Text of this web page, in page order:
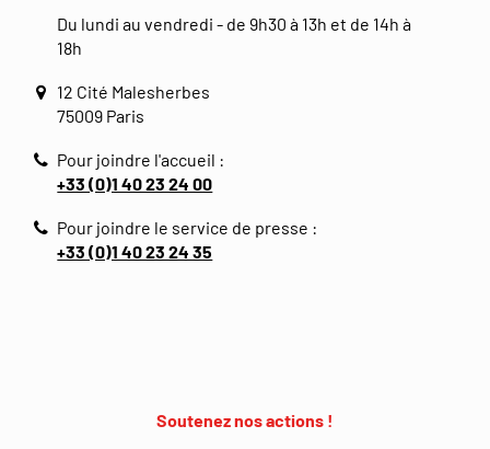
Du lundi au vendredi - de 9h30 à 13h et de 14h à
18h
12 Cité Malesherbes
75009 Paris
Pour joindre l'accueil :
+33 (0)1 40 23 24 00
Pour joindre le service de presse :
+33 (0)1 40 23 24 35
Soutenez nos actions !